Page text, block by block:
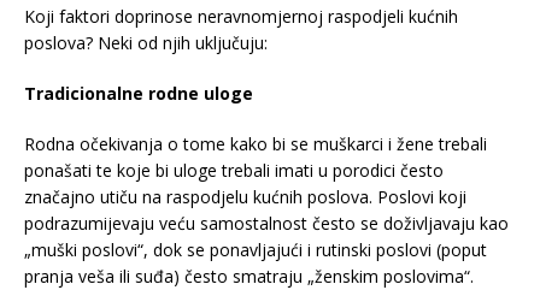
Koji faktori doprinose neravnomjernoj raspodjeli kućnih
poslova? Neki od njih uključuju:
Tradicionalne rodne uloge
Rodna očekivanja o tome kako bi se muškarci i žene trebali
ponašati te koje bi uloge trebali imati u porodici često
značajno utiču na raspodjelu kućnih poslova. Poslovi koji
podrazumijevaju veću samostalnost često se doživljavaju kao
„muški poslovi“, dok se ponavljajući i rutinski poslovi (poput
pranja veša ili suđa) često smatraju „ženskim poslovima“.